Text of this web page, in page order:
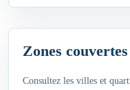
Zones
Consultez les villes et